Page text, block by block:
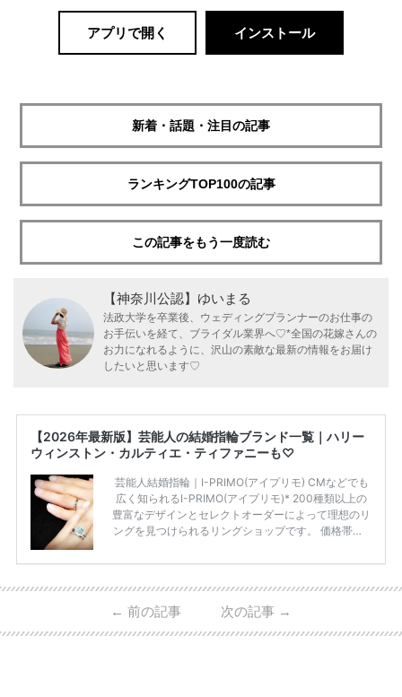
アプリで開く インストール
新着・話題・注目の記事
ランキングTOP100の記事
この記事をもう一度読む
【神奈川公認】ゆいまる
法政大学を卒業後、ウェディングプランナーのお仕事の
お手伝いを経て、ブライダル業界へ♡*全国の花嫁さんの
お力になれるように、沢山の素敵な最新の情報をお届け
したいと思います♡
【2026年最新版】芸能人の結婚指輪ブランド一覧｜ハリー
ウィンストン・カルティエ・ティファニーも♡
芸能人結婚指輪｜I-PRIMO(アイプリモ) CMなどでも
広く知られるI-PRIMO(アイプリモ)* 200種類以上の
豊富なデザインとセレクトオーダーによって理想のリ
ングを見つけられるリングショップです。 価格帯は2
入が可能♩ コスパ的にも20代の若い夫婦に人気のよ
ビ 系 にて10月5日22時～スタートする水曜ドラマ『
#ファーストペンギン! 』で山藤 そよ役を演じます💁🏻‍♀️
← 前の記事 次の記事 →